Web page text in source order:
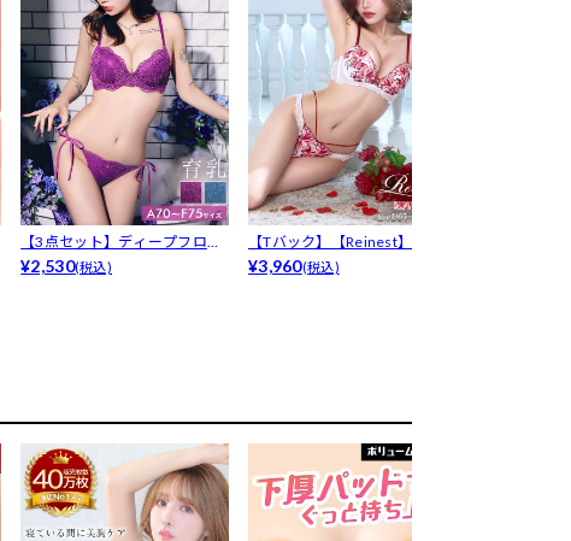
【3点セット】ディープフロー
ラルレース...
¥2,530(税込)
【Tバック】【Reinest】エレ
ガン...
¥3,960(税込)